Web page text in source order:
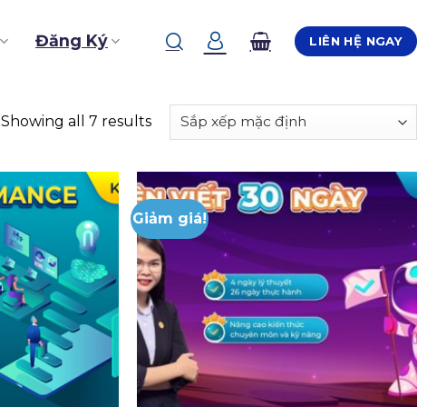
Đăng Ký LIÊN HỆ NGAY
Showing all 7 results
Giảm giá!